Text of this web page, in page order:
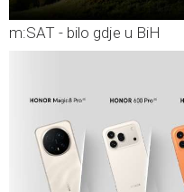
m:SAT - bilo gdje u BiH